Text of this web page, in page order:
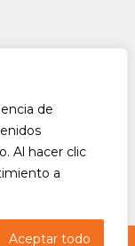
de
Al hacer clic
a
Aceptar todo
- Todos os direitos